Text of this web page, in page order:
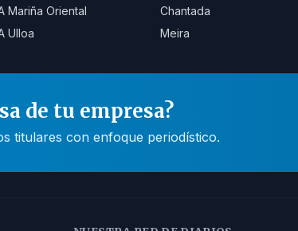
Mariña Oriental
Chantada
Ulloa
Meira
de tu empresa?
titulares con enfoque periodístico.